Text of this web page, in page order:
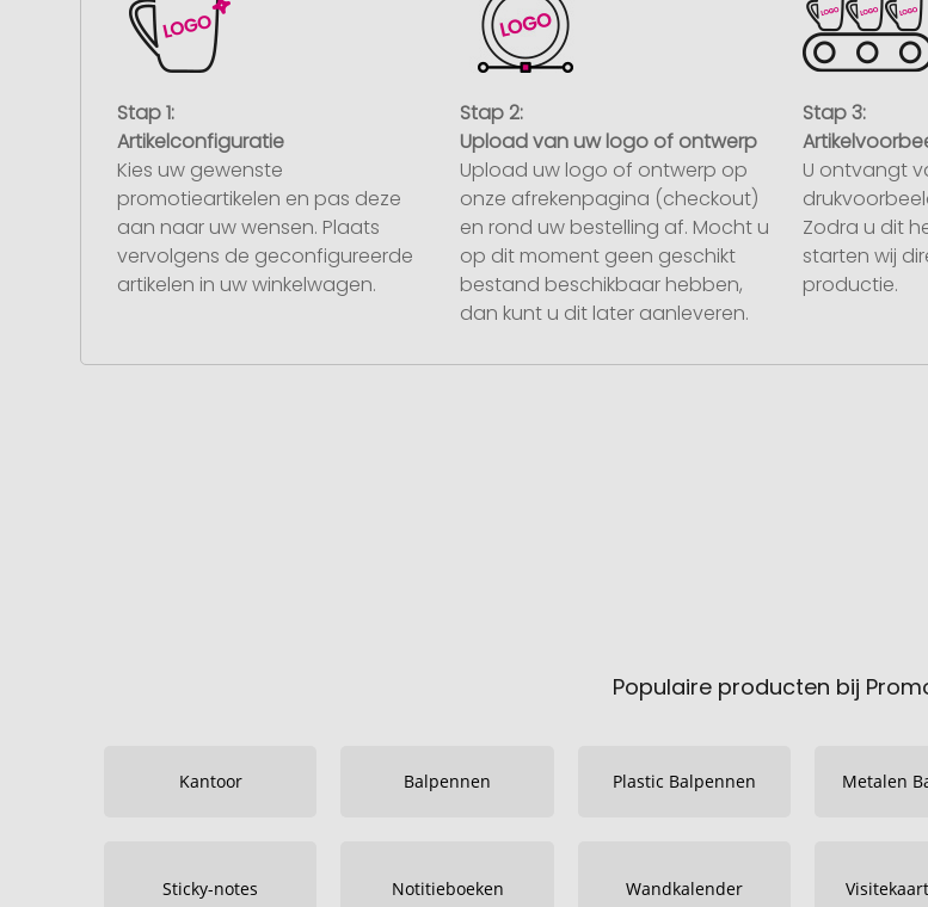
Stap 1:
Artikelconfiguratie
Kies uw gewenste
promotieartikelen en pas deze
aan naar uw wensen. Plaats
vervolgens de geconfigureerde
artikelen in uw winkelwagen.
Stap 2:
Upload van uw logo of ontwerp
Upload uw logo of ontwerp op
onze afrekenpagina (checkout)
en rond uw bestelling af. Mocht u
op dit moment geen geschikt
bestand beschikbaar hebben,
dan kunt u dit later aanleveren.
Stap 3:
U ontvangt
Zodra u dit
starten wij
productie.
Populaire producten bij
Kantoor Balpennen Plastic Balpennen Metalen
Sticky-notes Notitieboeken Wandkalender